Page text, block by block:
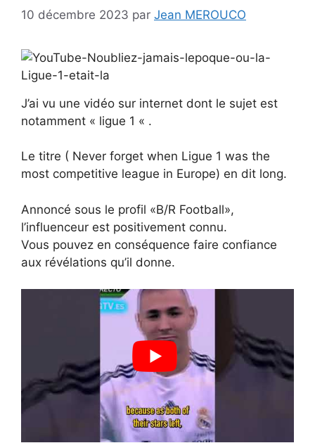
10 décembre 2023 par Jean MEROUCO
J’ai vu une vidéo sur internet dont le sujet est
notamment « ligue 1 « .
Le titre ( Never forget when Ligue 1 was the
most competitive league in Europe) en dit long.
Annoncé sous le profil «B/R Football»,
l’influenceur est positivement connu.
Vous pouvez en conséquence faire confiance
aux révélations qu’il donne.